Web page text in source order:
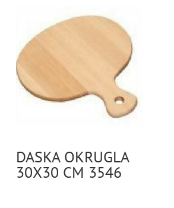
DASKA OKRUGLA
30X30 CM 3546